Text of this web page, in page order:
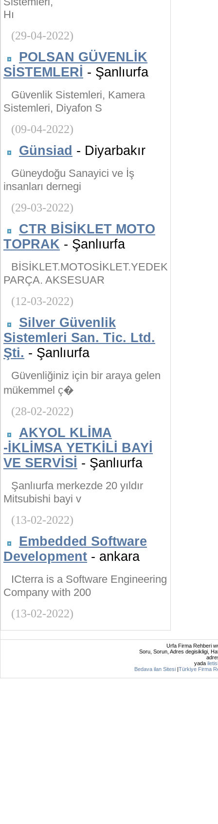
Hı
(29-04-2022)
POLSAN GÜVENLİK
SİSTEMLERİ - Şanlıurfa
Güvenlik Sistemleri, Kamera
Sistemleri, Diyafon S
(09-04-2022)
Günsiad - Diyarbakır
Güneydoğu Sanayici ve İş
insanları dernegi
(29-03-2022)
CTR BİSİKLET MOTO
TOPRAK - Şanlıurfa
BİSİKLET.MOTOSİKLET.YEDEK
PARÇA. AKSESUAR
(12-03-2022)
Silver Güvenlik
Sistemleri San. Tic. Ltd.
Şti. - Şanlıurfa
Güvenliğiniz için bir araya gelen
mükemmel ç�
(28-02-2022)
AKYOL KLİMA
-İKLİMSA YETKİLİ BAYİ
VE SERVİSİ - Şanlıurfa
Şanlıurfa merkezde 20 yıldır
Mitsubishi bayi v
(13-02-2022)
Embedded Software
Development - ankara
ICterra is a Software Engineering
Company with 200
(13-02-2022)
Urfa Firma Rehberi
Soru, Sorun, Adres degisikligi,
yada
Bedava ilan Sitesi |Türkiye Firma